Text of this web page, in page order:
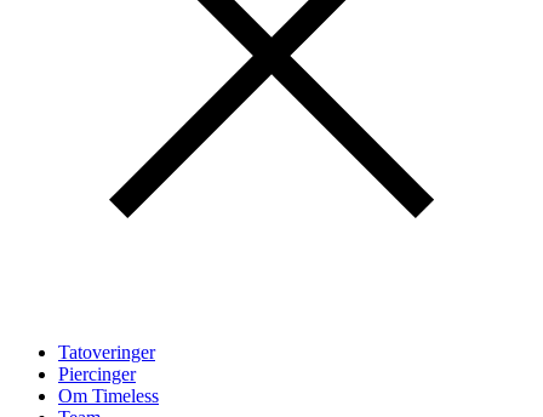
Tatoveringer
Piercinger
Om Timeless